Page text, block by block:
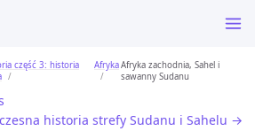
część 3: historia
AfrykaAfryka zachodnia, Sahel i
sawanny Sudanu
historia strefy Sudanu i Sahelu →